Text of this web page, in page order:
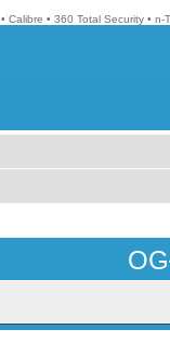
• Calibre • 360 Total Security • n-